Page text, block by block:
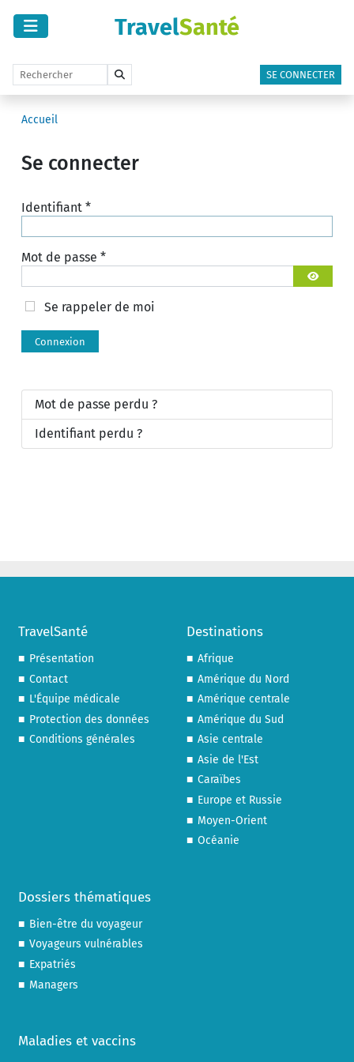
TravelSanté
SE CONNECTER
Accueil
Se connecter
Identifiant *
Mot de passe *
Afficher
Se rappeler de moi
Connexion
Mot de passe perdu ?
Identifiant perdu ?
TravelSanté
Présentation
Contact
L'Équipe médicale
Protection des données
Conditions générales
Destinations
Afrique
Amérique du Nord
Amérique centrale
Amérique du Sud
Asie centrale
Asie de l'Est
Caraïbes
Europe et Russie
Moyen-Orient
Océanie
Dossiers thématiques
Bien-être du voyageur
Voyageurs vulnérables
Expatriés
Managers
Maladies et vaccins